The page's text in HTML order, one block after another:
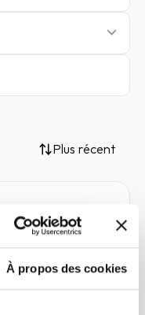
À propos des cookies
Plus récent
banking